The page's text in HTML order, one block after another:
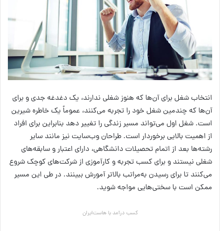
انتخاب شغل برای آن‌ها که هنوز شغلی ندارند، یک دغدغه جدی و برای
آن‌ها که چندمین شغل خود را تجربه می‌کنند، عموماً یک خاطره شیرین
است. شغل اول می‌تواند مسیر زندگی را تغییر دهد بنابراین برای افراد
از اهمیت بالایی برخوردار است. طراحان وب‌سایت نیز مانند سایر
رشته‌ها بعد از اتمام تحصیلات دانشگاهی، دارای اعتبار و سابقه‌های
شغلی نیستند و برای کسب تجربه و کارآموزی از شرکت‌های کوچک شروع
می‌کنند تا برای رسیدن به‌مراتب بالاتر آمورش ببینند. در طی این مسیر
ممکن است با سختی‌هایی مواجه شوید.
کسب درآمد با هاست‌ایران